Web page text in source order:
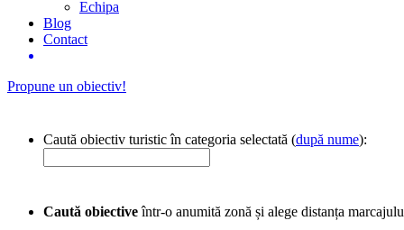
Echipa
Blog
Contact
Propune un obiectiv!
Caută obiectiv turistic în categoria selectată (după nume):
Caută obiectiveîntr-o anumită zonă și alege distanța